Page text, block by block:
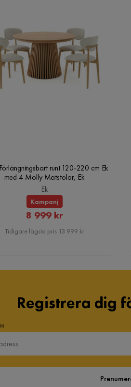
runt 120-220 cm Ek
med 4 Molly Matstolar, Ek
Ek
Kampanj
Rabatterat
Pris
8 999 kr
Tidigare lägsta pris 13 999 kr
Registrera dig